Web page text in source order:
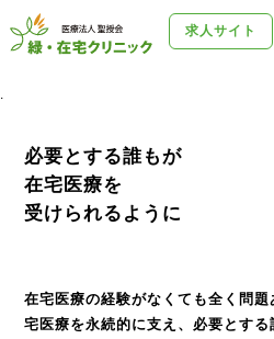
求人サイト
.
必要とする誰もが
在宅医療を
受けられるように
在宅医療の経験がなくても全く問題
宅医療を永続的に支え、必要とす